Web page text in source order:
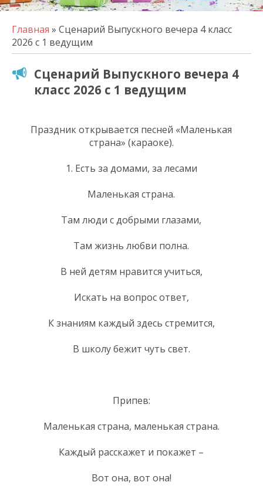
Главная » Сценарий Выпускного вечера 4 класс
2026 с 1 ведущим
Сценарий Выпускного вечера 4
класс 2026 с 1 ведущим
Праздник открывается песней «Маленькая
страна» (караоке).
1. Есть за домами, за лесами
Маленькая страна.
Там люди с добрыми глазами,
Там жизнь любви полна.
В ней детям нравится учиться,
Искать на вопрос ответ,
К знаниям каждый здесь стремится,
В школу бежит чуть свет.
Припев:
Маленькая страна, маленькая страна.
Каждый расскажет и покажет –
Вот она, вот она!